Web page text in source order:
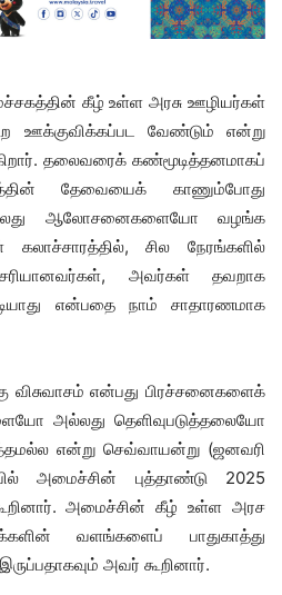
கீழ் உள்ள அரசு ஊழியர்கள்
ஊக்குவிக்கப்பட வேண்டும் என்று
தலைவரைக் கண்மூடித்தனமாகப்
தேவையைக் காணும்போது
ஆலோசனைகளையோ வழங்க
சில நேரங்களில்
அவர்கள் தவறாக
என்பதை நாம் சாதாரணமாக
விசுவாசம் என்பது பிரச்சனைகளைக்
அல்லது தெளிவுபடுத்தலையோ
என்று செவ்வாயன்று (ஜனவரி
அமைச்சின் புத்தாண்டு 2025
அமைச்சின் கீழ் உள்ள அரச
வளங்களைப் பாதுகாத்து
இருப்பதாகவும் அவர் கூறினார்.